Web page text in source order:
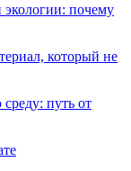
экологии: почему
который не
путь от